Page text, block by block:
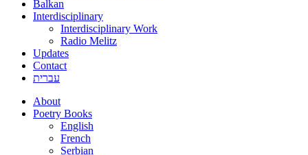
Balkan
Interdisciplinary
Interdisciplinary Work
Radio Melitz
Updates
Contact
עברית
About
Poetry Books
English
French
Serbian